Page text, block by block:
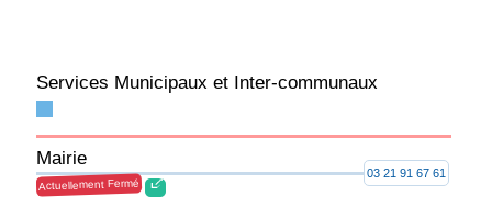
Services Municipaux et Inter-communaux
Mairie
Actuellement Fermé
03 21 91 67 61